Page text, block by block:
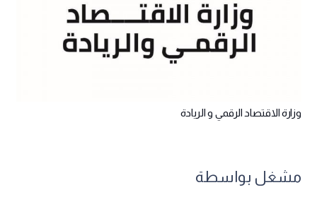
وزارة الاقتصاد الرقمي و الريادة
مشغل بواسطة